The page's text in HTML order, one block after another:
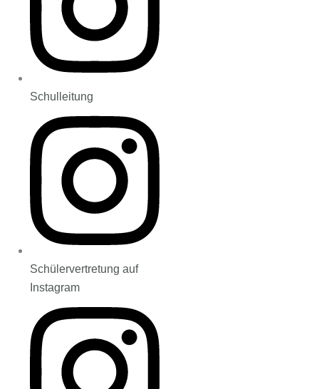
Schulleitung
Schülervertretung auf
Instagram